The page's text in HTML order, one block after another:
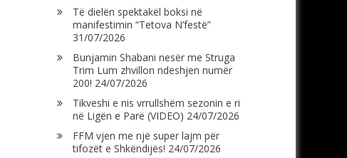
Të dielën spektakël boksi në
manifestimin “Tetova N’festë”
31/07/2026
Bunjamin Shabani nesër me Struga
Trim Lum zhvillon ndeshjen numër
200! 24/07/2026
Tikveshi e nis vrrullshëm sezonin e ri
në Ligën e Parë (VIDEO) 24/07/2026
FFM vjen me një super lajm për
tifozët e Shkëndijës! 24/07/2026